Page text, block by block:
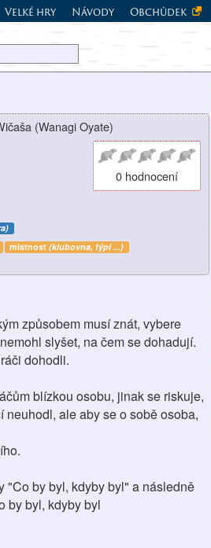
Velké hry Návody Obchůdek
(Wanagi Oyate)
0 hodnocení
místnost(klubovna, týpí ...)
způsobem musí znát, vybere
slyšet, na čem se dohadují.
dohodli.
blízkou osobu, jinak se riskuje,
ale aby se o sobě osoba,
"Co by byl, kdyby byl" a následně
by byl, kdyby byl